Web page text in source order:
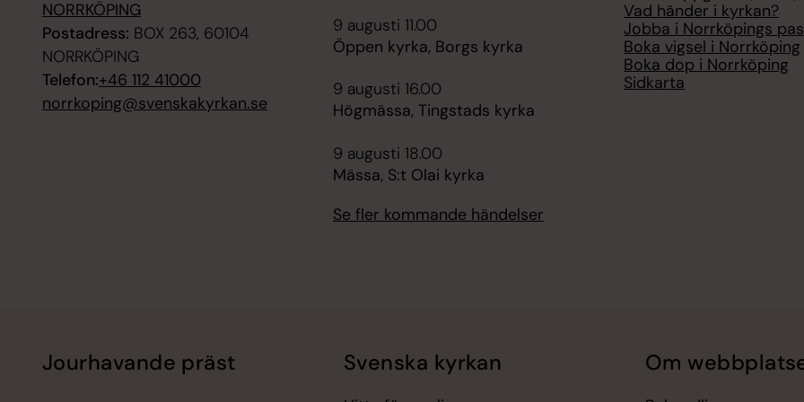
NORRKÖPING
Postadress: BOX 263, 60104
NORRKÖPING
Telefon:+46 112 41000
norrkoping@svenskakyrkan.se
9 augusti 11.00
Öppen kyrka, Borgs kyrka
9 augusti 16.00
Högmässa, Tingstads kyrka
9 augusti 18.00
Mässa, S:t Olai kyrka
Se fler kommande händelser
Vad händer i kyrkan?
Jobba i Norrköpings
Boka vigsel i Norrköping
Boka dop i Norrköping
Sidkarta
Jourhavande präst Svenska kyrkan Om